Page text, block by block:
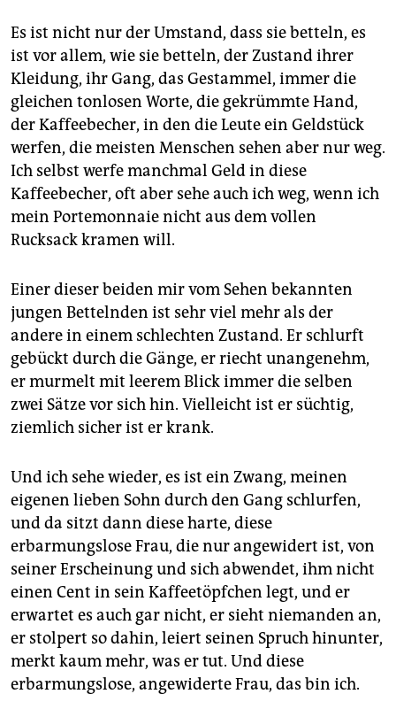
Es ist nicht nur der Umstand, dass sie betteln, es
ist vor allem, wie sie betteln, der Zustand ihrer
Kleidung, ihr Gang, das Gestammel, immer die
gleichen tonlosen Worte, die gekrümmte Hand,
der Kaffeebecher, in den die Leute ein Geldstück
werfen, die meisten Menschen sehen aber nur weg.
Ich selbst werfe manchmal Geld in diese
Kaffeebecher, oft aber sehe auch ich weg, wenn ich
mein Portemonnaie nicht aus dem vollen
Rucksack kramen will.
Einer dieser beiden mir vom Sehen bekannten
jungen Bettelnden ist sehr viel mehr als der
andere in einem schlechten Zustand. Er schlurft
gebückt durch die Gänge, er riecht unangenehm,
er murmelt mit leerem Blick immer die selben
zwei Sätze vor sich hin. Vielleicht ist er süchtig,
ziemlich sicher ist er krank.
Und ich sehe wieder, es ist ein Zwang, meinen
eigenen lieben Sohn durch den Gang schlurfen,
und da sitzt dann diese harte, diese
erbarmungslose Frau, die nur angewidert ist, von
seiner Erscheinung und sich abwendet, ihm nicht
einen Cent in sein Kaffeetöpfchen legt, und er
erwartet es auch gar nicht, er sieht niemanden an,
er stolpert so dahin, leiert seinen Spruch hinunter,
merkt kaum mehr, was er tut. Und diese
erbarmungslose, angewiderte Frau, das bin ich.